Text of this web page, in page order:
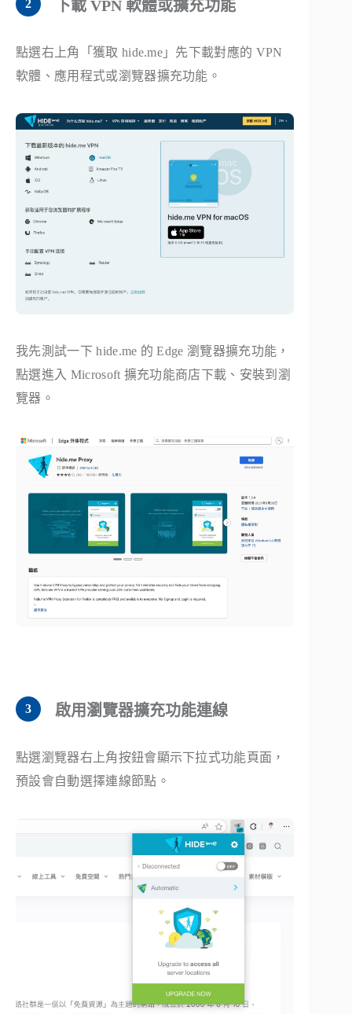
下載 VPN 軟體或擴充功能
點選右上角「獲取 hide.me」先下載對應的 VPN
軟體、應用程式或瀏覽器擴充功能。
我先測試一下 hide.me 的 Edge 瀏覽器擴充功能，
點選進入 Microsoft 擴充功能商店下載、安裝到瀏
覽器。
啟用瀏覽器擴充功能連線
點選瀏覽器右上角按鈕會顯示下拉式功能頁面，
預設會自動選擇連線節點。